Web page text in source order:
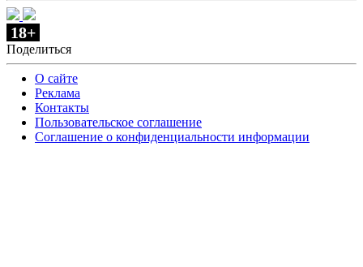
18+
Поделиться
О сайте
Реклама
Контакты
Пользовательское соглашение
Соглашение о конфиденциальности информации